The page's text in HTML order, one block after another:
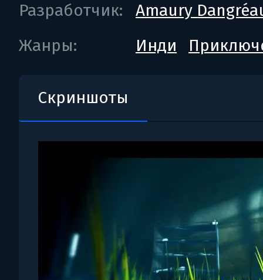
Разработчик:
Amaury
Жанры:
Инди
Скриншоты